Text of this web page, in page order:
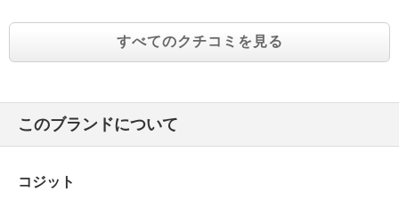
すべてのクチコミを見る
このブランドについて
コジット